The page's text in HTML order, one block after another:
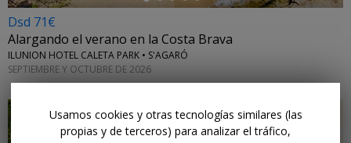
Dsd 71€
Alargando el verano en la Costa Brava
ILUNION HOTEL CALETA PARK • S'AGARÓ
SEPTIEMBRE Y OCTUBRE DE 2026
Usamos cookies y otras tecnologías similares (las
propias y de terceros) para analizar el tráfico,